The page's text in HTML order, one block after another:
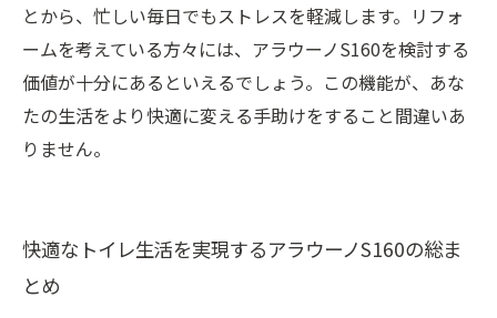
とから、忙しい毎日でもストレスを軽減します。リフォ
ームを考えている方々には、アラウーノS160を検討する
価値が十分にあるといえるでしょう。この機能が、あな
たの生活をより快適に変える手助けをすること間違いあ
りません。
快適なトイレ生活を実現するアラウーノS160の総ま
とめ